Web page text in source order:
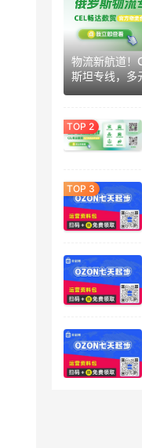
物流新航道！
斯坦专线，多